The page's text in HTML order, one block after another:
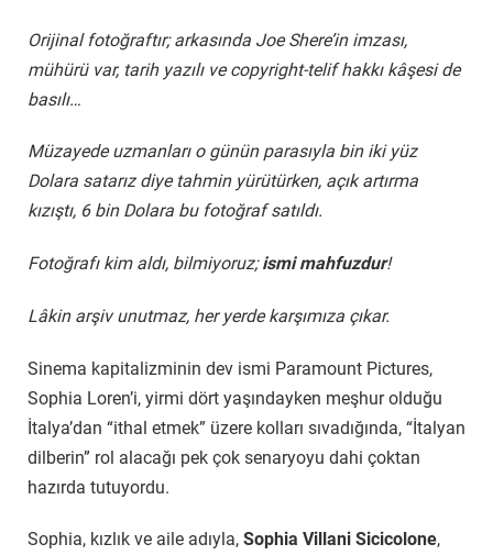
Orijinal fotoğraftır; arkasında Joe Shere’in imzası,
mühürü var, tarih yazılı ve copyright-telif hakkı kâşesi de
basılı…
Müzayede uzmanları o günün parasıyla bin iki yüz
Dolara satarız diye tahmin yürütürken, açık artırma
kızıştı, 6 bin Dolara bu fotoğraf satıldı.
Fotoğrafı kim aldı, bilmiyoruz;ismi mahfuzdur!
Lâkin arşiv unutmaz, her yerde karşımıza çıkar.
Sinema kapitalizminin dev ismi Paramount Pictures,
Sophia Loren’i, yirmi dört yaşındayken meşhur olduğu
İtalya’dan “ithal etmek” üzere kolları sıvadığında, “İtalyan
dilberin” rol alacağı pek çok senaryoyu dahi çoktan
hazırda tutuyordu.
Sophia, kızlık ve aile adıyla, Sophia Villani Sicicolone,